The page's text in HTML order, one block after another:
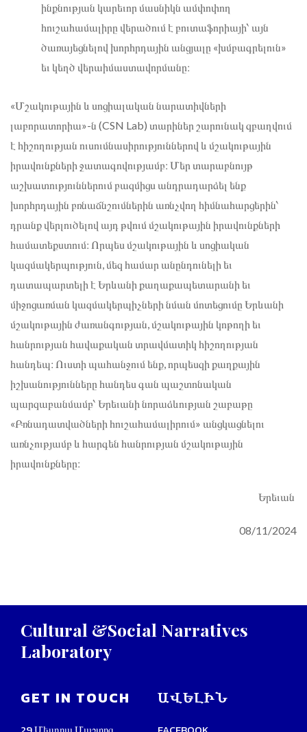
ինքնության կարեւոր մասնիկն ամփոփող
հուշահամալիրը վերածում է բուտաֆորիայի՝ այն
ծառայեցնելով խորհրդային անցյալը «խմբագրելուն»
եւ կեղծ վերաիմաստավորմանը։
«Մշակութային և սոցիալական նարատիվների
լաբորատորիա»-ն (CSN Lab) տարիներ շարունակ զբաղվում
է հիշողության ուսումնասիրություններով և մշակութային
իրավունքների ջատագովությամբ։ Մեր տարաբնույթ
աշխատություններում բազմիցս անդրադարձել ենք
խորհրդային բռնաճնշումներին առնչվող հիմնահարցերին՝
դրանք վերլուծելով այդ թվում մշակութային իրավունքների
համատեքստում։ Որպես մշակութային և սոցիական
կազմակերպություն, մեզ համար անընդունելի եւ
դատապարտելի է Երևանի քաղաքապետարանի եւ
միջոցառման կազմակերպիչների նման մոտեցումը Երևանի
մշակութային ժառանգության, մշակութային կոթողի եւ
հանրության հավաքական տրավմատիկ հիշողության
հանդեպ։ Ուստի պահանջում ենք, որպեսզի քաղքային
իշխանությունները հանդես գան պաշտոնական
պարզաբանմամբ՝ Երեւանի նորաձևության շաբաթը
«Բռնադատվածների հուշահամալիրում» անցկացնելու
առնչությամբ և հարգեն հանրության մշակութային
իրավունքները։
Երեւան
08/11/2024
Cultural &Social Narratives
Laboratory
GET IN TOUCH ԱՎԵԼԻՆ